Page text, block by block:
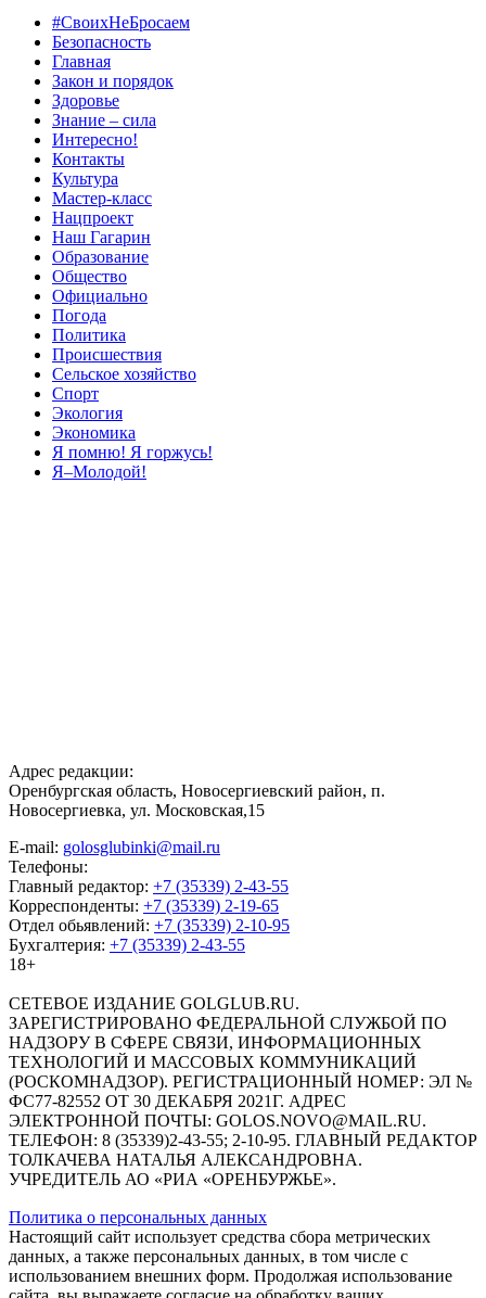
#СвоихНеБросаем
Безопасность
Главная
Закон и порядок
Здоровье
Знание – сила
Интересно!
Контакты
Культура
Мастер-класс
Нацпроект
Наш Гагарин
Образование
Общество
Официально
Погода
Политика
Происшествия
Сельское хозяйство
Спорт
Экология
Экономика
Я помню! Я горжусь!
Я–Молодой!
Адрес редакции:
Оренбургская область, Новосергиевский район, п.
Новосергиевка, ул. Московская,15
E-mail: golosglubinki@mail.ru
Телефоны:
Главный редактор: +7 (35339) 2-43-55
Корреспонденты: +7 (35339) 2-19-65
Отдел обьявлений: +7 (35339) 2-10-95
Бухгалтерия: +7 (35339) 2-43-55
18+
СЕТЕВОЕ ИЗДАНИЕ GOLGLUB.RU.
ЗАРЕГИСТРИРОВАНО ФЕДЕРАЛЬНОЙ СЛУЖБОЙ ПО
НАДЗОРУ В СФЕРЕ СВЯЗИ, ИНФОРМАЦИОННЫХ
ТЕХНОЛОГИЙ И МАССОВЫХ КОММУНИКАЦИЙ
(РОСКОМНАДЗОР). РЕГИСТРАЦИОННЫЙ НОМЕР: ЭЛ №
ФС77-82552 ОТ 30 ДЕКАБРЯ 2021Г. АДРЕС
ЭЛЕКТРОННОЙ ПОЧТЫ: GOLOS.NOVO@MAIL.RU.
ТЕЛЕФОН: 8 (35339)2-43-55; 2-10-95. ГЛАВНЫЙ РЕДАКТОР
ТОЛКАЧЕВА НАТАЛЬЯ АЛЕКСАНДРОВНА.
УЧРЕДИТЕЛЬ АО «РИА «ОРЕНБУРЖЬЕ».
Политика о персональных данных
Настоящий сайт использует средства сбора метрических
данных, а также персональных данных, в том числе с
использованием внешних форм. Продолжая использование